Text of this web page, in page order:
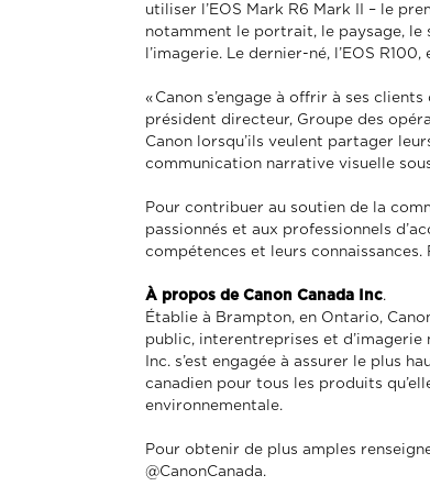
utiliser l’EOS Mark R6 Mark II – le
notamment le portrait, le paysage, le
l’imagerie. Le dernier-né, l’EOS
« Canon s’engage à offrir à ses
président directeur, Groupe des
Canon lorsqu’ils veulent partager
communication narrative visuelle
Pour contribuer au soutien de la
passionnés et aux professionnels
compétences et leurs
À propos de Canon Canada Inc.
Établie à Brampton, en Ontario,
public, interentreprises et d’imagerie
Inc. s’est engagée à assurer le plus
canadien pour tous les produits
environnementale.
Pour obtenir de plus amples
@CanonCanada.